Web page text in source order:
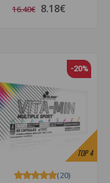
16.40€ 8.18€
TOP4
-20%
(20)